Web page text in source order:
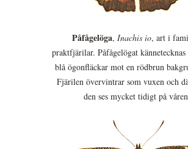
Påfågelöga, Inachis io, art i
praktfjärilar. Påfågelögat
blå ögonfläckar mot en rödbrun
Fjärilen övervintrar som vuxen och
den ses mycket tidigt på